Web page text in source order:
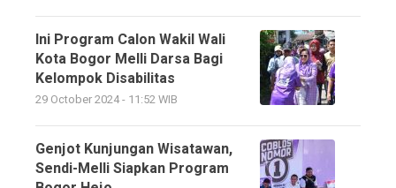
Ini Program Calon Wakil Wali
Kota Bogor Melli Darsa Bagi
Kelompok Disabilitas
29 October 2024 - 11:52 WIB
Genjot Kunjungan Wisatawan,
Sendi-Melli Siapkan Program